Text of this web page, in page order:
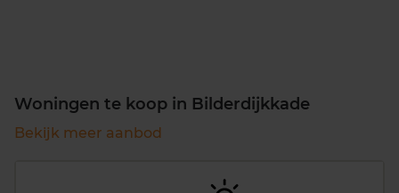
Woningen te koop in Bilderdijkkade
Bekijk meer aanbod